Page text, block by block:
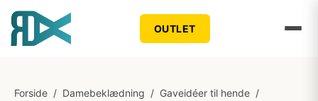
OUTLET
Forside / Damebeklædning / Gaveidéer til hende /